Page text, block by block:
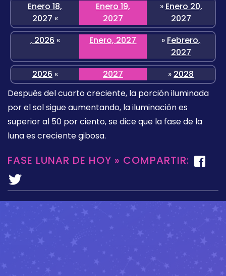
Enero 18,
2027 «
Enero 19,
2027
» Enero 20,
2027
, 2026 « Enero, 2027 » Febrero,
2027
2026 « 2027 » 2028
Después del cuarto creciente, la porción iluminada
por el sol sigue aumentando, la iluminación es
superior al 50 por ciento, se dice que la fase de la
luna es creciente gibosa.
FASE LUNAR DE HOY » COMPARTIR: